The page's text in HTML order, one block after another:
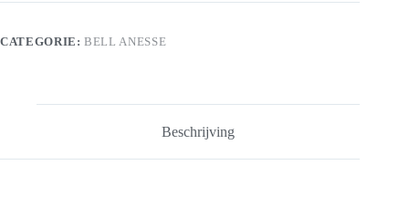
CATEGORIE:BELL ANESSE
Beschrijving